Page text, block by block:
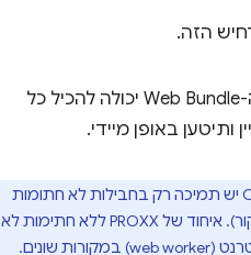
הזה.
כפי שאפשר לראות, חבילת ה-Web Bundle יכולה להכיל כל
באופן מיידי.
נכון לעכשיו, ב-Chrome 80 יש תמיכה רק בחבילות לא חתומות
(כלומר, חבילת Web ללא חתימות מקור). איחוד של PROXX ללא חתימות לא
עובד טוב בגלל בעיות של שירותי אינטרנט (web worker) במקורות שונים.